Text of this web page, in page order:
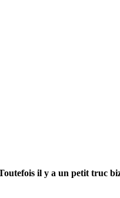
il y a un petit truc